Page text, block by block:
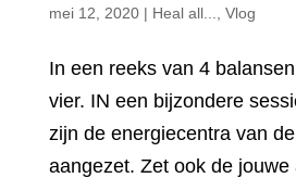
mei 12, 2020| Heal all... Vlog
In een reeks van 4
vier. IN een bijzondere
zijn de energiecentra van
aangezet. Zet ook de jouwe